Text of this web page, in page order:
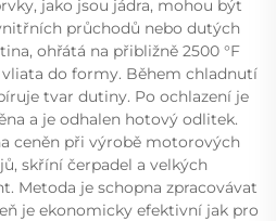
jako jsou jádra, mohou být
průchodů nebo dutých
ohřátá na přibližně 2500 °F
vliata do formy. Během chladnutí
tvar dutiny. Po ochlazení je
a je odhalen hotový odlitek.
ceněn při výrobě motorových
skříní čerpadel a velkých
Metoda je schopna zpracovávat
je ekonomicky efektivní jak pro